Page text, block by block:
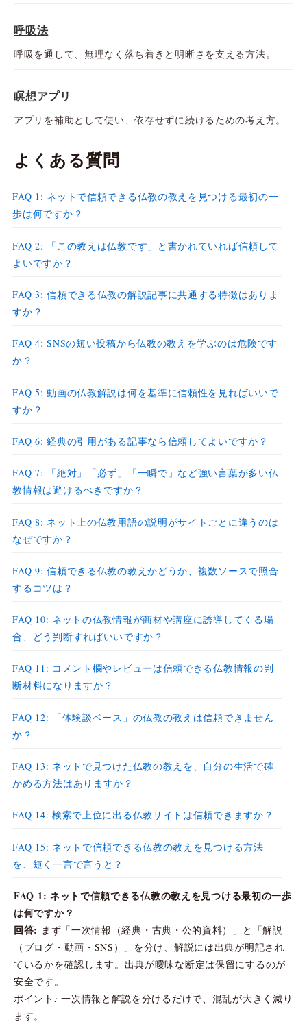
呼吸法
呼吸を通して、無理なく落ち着きと明晰さを支える方法。
瞑想アプリ
アプリを補助として使い、依存せずに続けるための考え方。
よくある質問
FAQ 1: ネットで信頼できる仏教の教えを見つける最初の一
歩は何ですか？
FAQ 2: 「この教えは仏教です」と書かれていれば信頼して
よいですか？
FAQ 3: 信頼できる仏教の解説記事に共通する特徴はありま
すか？
FAQ 4: SNSの短い投稿から仏教の教えを学ぶのは危険です
か？
FAQ 5: 動画の仏教解説は何を基準に信頼性を見ればいいで
すか？
FAQ 6: 経典の引用がある記事なら信頼してよいですか？
FAQ 7: 「絶対」「必ず」「一瞬で」など強い言葉が多い仏
教情報は避けるべきですか？
FAQ 8: ネット上の仏教用語の説明がサイトごとに違うのは
なぜですか？
FAQ 9: 信頼できる仏教の教えかどうか、複数ソースで照合
するコツは？
FAQ 10: ネットの仏教情報が商材や講座に誘導してくる場
合、どう判断すればいいですか？
FAQ 11: コメント欄やレビューは信頼できる仏教情報の判
断材料になりますか？
FAQ 12: 「体験談ベース」の仏教の教えは信頼できません
か？
FAQ 13: ネットで見つけた仏教の教えを、自分の生活で確
かめる方法はありますか？
FAQ 14: 検索で上位に出る仏教サイトは信頼できますか？
FAQ 15: ネットで信頼できる仏教の教えを見つける方法
を、短く一言で言うと？
FAQ 1: ネットで信頼できる仏教の教えを見つける最初の一歩
は何ですか？
回答: まず「一次情報（経典・古典・公的資料）」と「解説
（ブログ・動画・SNS）」を分け、解説には出典が明記され
ているかを確認します。出典が曖昧な断定は保留にするのが
安全です。
ポイント: 一次情報と解説を分けるだけで、混乱が大きく減り
ます。